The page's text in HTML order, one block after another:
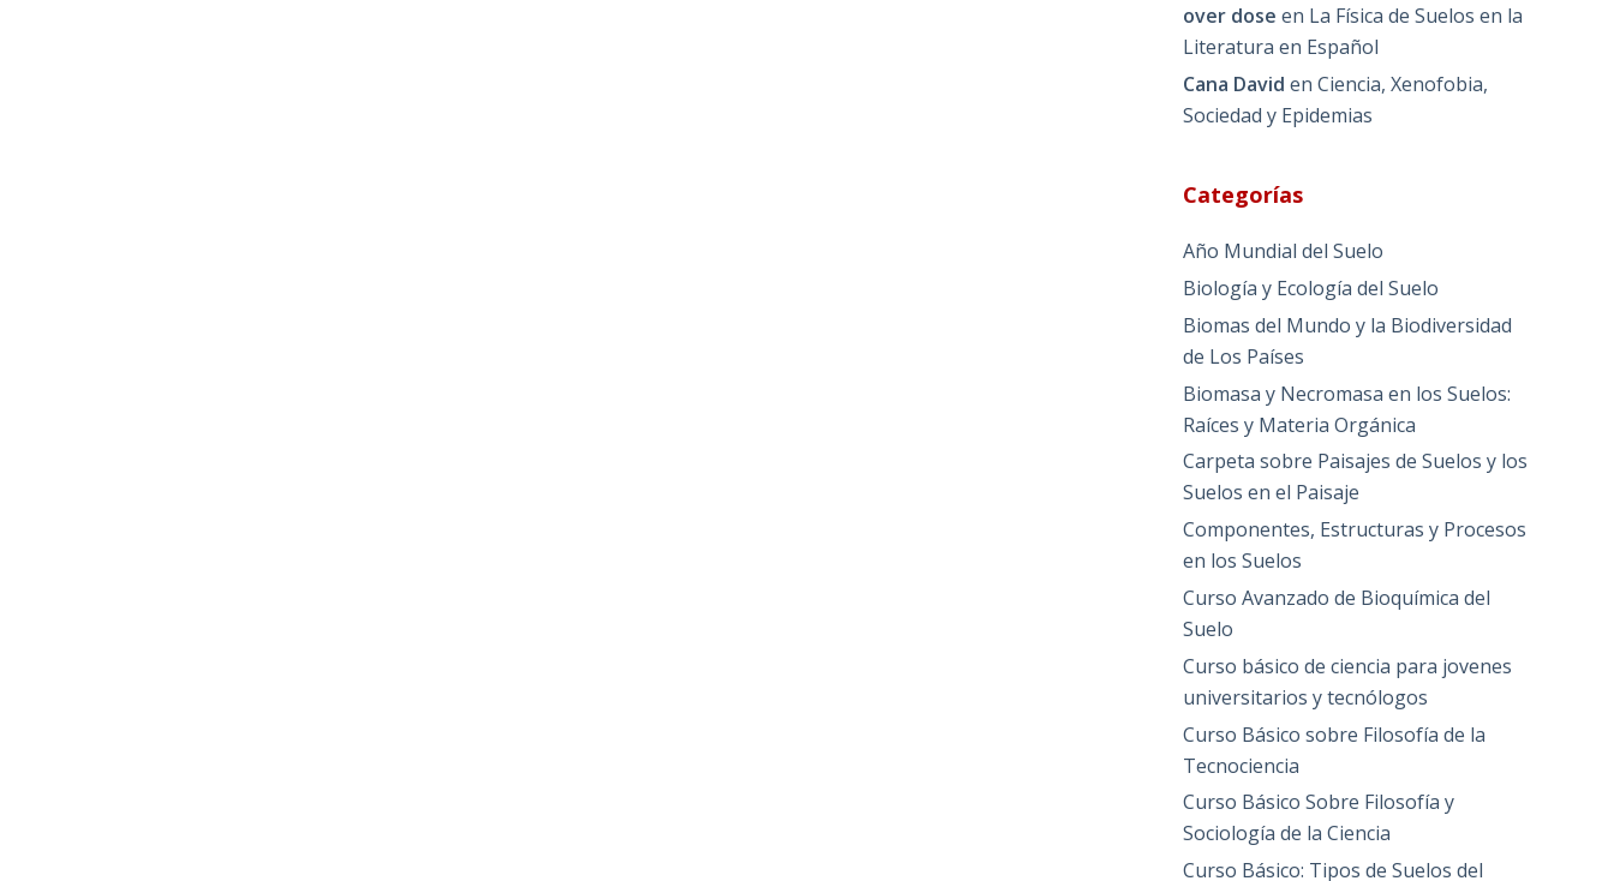
over dose en La Física de Suelos en la
Literatura en Español
Cana David enCiencia, Xenofobia,
Sociedad y Epidemias
Categorías
Año Mundial del Suelo
Biología y Ecología del Suelo
Biomas del Mundo y la Biodiversidad
de Los Países
Biomasa y Necromasa en los Suelos:
Raíces y Materia Orgánica
Carpeta sobre Paisajes de Suelos y los
Suelos en el Paisaje
Componentes, Estructuras y Procesos
en los Suelos
Curso Avanzado de Bioquímica del
Suelo
Curso básico de ciencia para jovenes
universitarios y tecnólogos
Curso Básico sobre Filosofía de la
Tecnociencia
Curso Básico Sobre Filosofía y
Sociología de la Ciencia
Curso Básico: Tipos de Suelos del